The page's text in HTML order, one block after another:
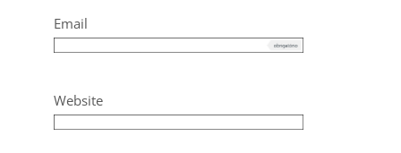
Email
Website